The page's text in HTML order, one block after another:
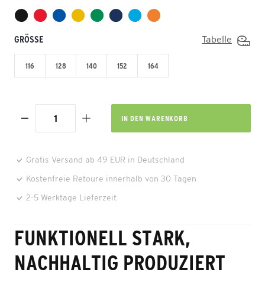
GRÖSSE Tabelle
116 128 140 152 164
IN DEN WARENKORB
Gratis Versand ab 49 EUR in Deutschland
Kostenfreie Retoure innerhalb von 30 Tagen
2-5 Werktage Lieferzeit
FUNKTIONELL STARK,
NACHHALTIG PRODUZIERT